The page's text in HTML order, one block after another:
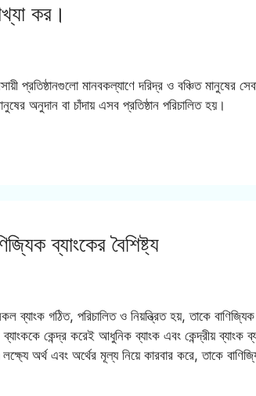
কর।
প্রতিষ্ঠানগুলো মানবকল্যাণে দরিদ্র ও বঞ্চিত মানুষের
অনুদান বা চাঁদায় এসব প্রতিষ্ঠান পরিচালিত হয়।
ব্যাংকের বৈশিষ্ট্য
ব্যাংক গঠিত, পরিচালিত ও নিয়ন্ত্রিত হয়, তাকে
কেন্দ্র করেই আধুনিক ব্যাংক এবং কেন্দ্রীয় ব্যাংক
অর্থ এবং অর্থের মূল্য নিয়ে কারবার করে, তাকে